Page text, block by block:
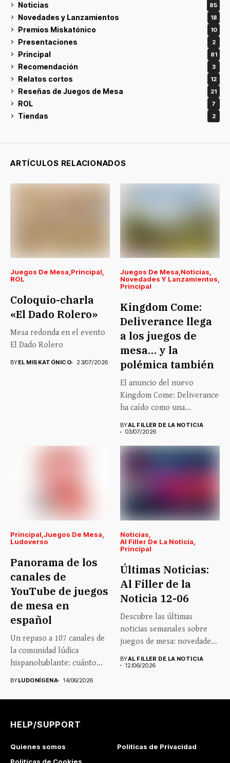
Noticias 85
Novedades y Lanzamientos 18
Premios Miskatónico 10
Presentaciones 2
Principal 81
Recomendación 3
Relatos cortos 12
Reseñas de Juegos de Mesa 21
ROL 7
Tiendas 2
ARTÍCULOS RELACIONADOS
Juegos De Mesa Principal
ROL
Coloquio-charla
«El Dado Rolero»
Mesa redonda en el evento
El Dado Rolero
BYEL MISKATÓNICO 23/07/2026
Juegos De Mesa Noticias
Novedades Y Lanzamientos
Principal
Kingdom Come:
Deliverance llega
a los juegos de
mesa… y la
polémica también
El anuncio del nuevo
Kingdom Come: Deliverance
ha caído como una
BYAL FILLER DE LA NOTICIA
03/07/2026
Principal Juegos De Mesa
Ludoverso
Panorama de los
canales de
YouTube de juegos
de mesa en
español
Un repaso a 107 canales de
la comunidad lúdica
hispanohablante: cuánto
crecen,...
BYLUDONÍGENA 14/06/2026
Noticias
Al Filler De La Noticia
Principal
Últimas Noticias:
Al Filler de la
Noticia 12-06
Descubre las últimas
noticias semanales sobre
juegos de mesa: novedades,
BYAL FILLER DE LA NOTICIA
12/06/2026
HELP/SUPPORT
Quienes somos
Politicas de Privacidad